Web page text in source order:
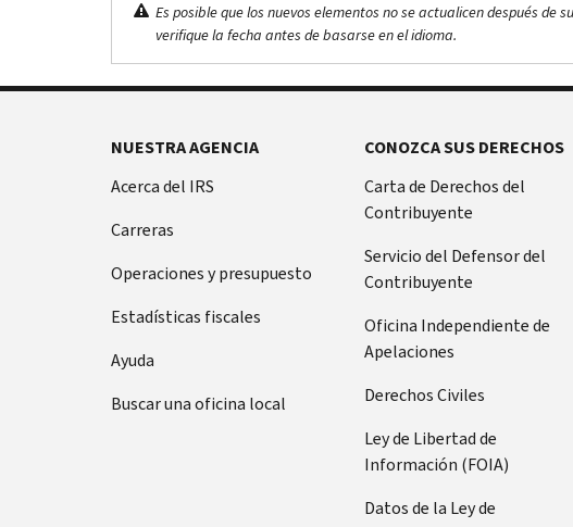
Es posible que los nuevos elementos no se actualicen después de
verifique la fecha antes de basarse en el idioma.
NUESTRA AGENCIA
Acerca del IRS
Carreras
Operaciones y presupuesto
Estadísticas fiscales
Ayuda
Buscar una oficina local
CONOZCA SUS DERECHOS
Carta de Derechos del
Contribuyente
Servicio del Defensor del
Contribuyente
Oficina Independiente de
Apelaciones
Derechos Civiles
Ley de Libertad de
Información (FOIA)
Datos de la Ley de